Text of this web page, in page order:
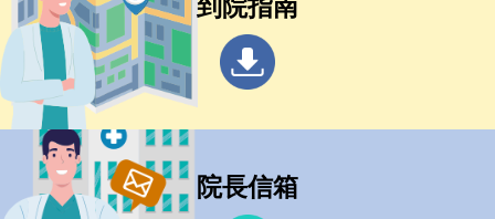
到院指南
院長信箱